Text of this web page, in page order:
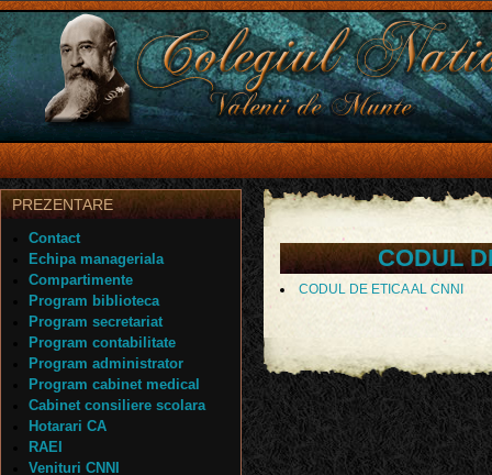
CODUL
CODUL DE ETICA AL CNNI
PREZENTARE
Contact
Echipa manageriala
Compartimente
Program biblioteca
Program secretariat
Program contabilitate
Program administrator
Program cabinet medical
Cabinet consiliere scolara
Hotarari CA
RAEI
Venituri CNNI